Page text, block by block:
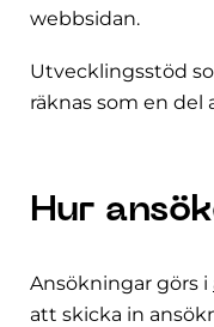
webbsidan.
Utvecklingsstöd
räknas som en
Hur
Ansökningar görs i
att skicka in